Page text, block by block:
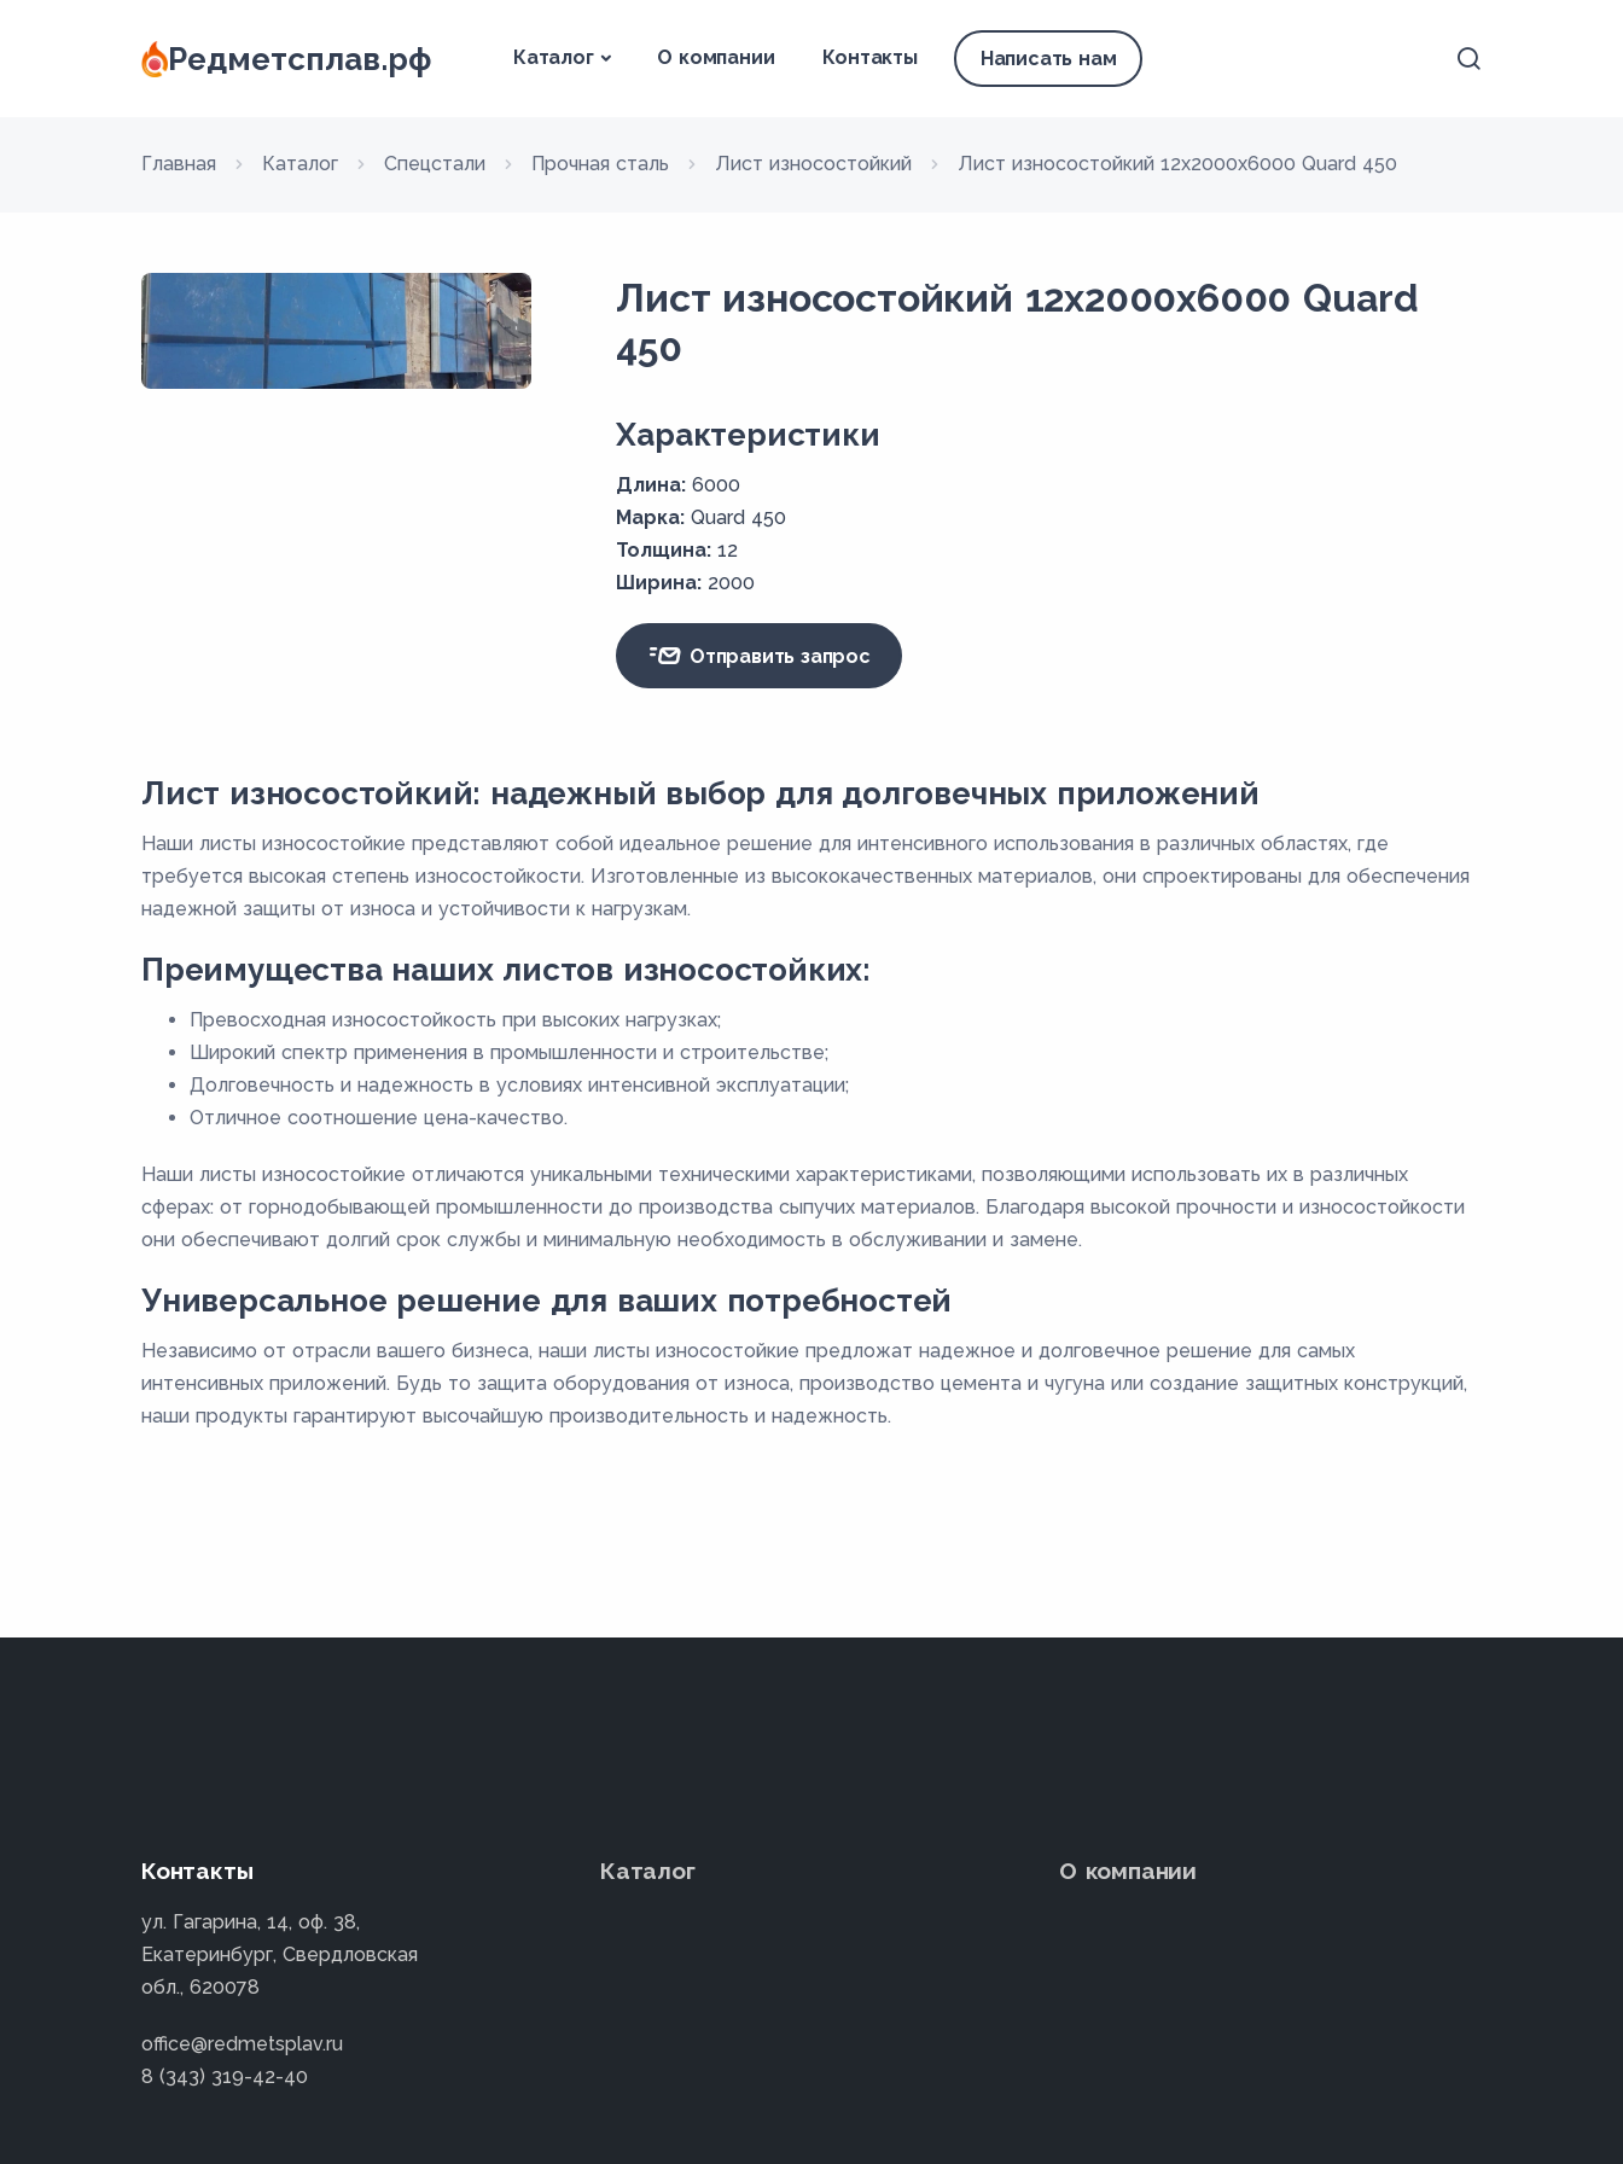
Редметсплав.рф Каталог О компании Контакты Написать нам
Главная Каталог Спецстали Прочная сталь Лист износостойкий Лист износостойкий 12x2000x6000 Quard 450
Лист износостойкий 12x2000x6000 Quard
450
Xарактеристики
Длина: 6000
Марка: Quard 450
Толщина: 12
Ширина: 2000
Отправить запрос
Лист износостойкий: надежный выбор для долговечных приложений
Наши листы износостойкие представляют собой идеальное решение для интенсивного использования в различных областях, где
требуется высокая степень износостойкости. Изготовленные из высококачественных материалов, они спроектированы для обеспечения
надежной защиты от износа и устойчивости к нагрузкам.
Преимущества наших листов износостойких:
Превосходная износостойкость при высоких нагрузках;
Широкий спектр применения в промышленности и строительстве;
Долговечность и надежность в условиях интенсивной эксплуатации;
Отличное соотношение цена-качество.
Наши листы износостойкие отличаются уникальными техническими характеристиками, позволяющими использовать их в различных
сферах: от горнодобывающей промышленности до производства сыпучих материалов. Благодаря высокой прочности и износостойкости
они обеспечивают долгий срок службы и минимальную необходимость в обслуживании и замене.
Универсальное решение для ваших потребностей
Независимо от отрасли вашего бизнеса, наши листы износостойкие предложат надежное и долговечное решение для самых
интенсивных приложений. Будь то защита оборудования от износа, производство цемента и чугуна или создание защитных конструкций,
наши продукты гарантируют высочайшую производительность и надежность.
Контакты
ул. Гагарина, 14, оф. 38,
Екатеринбург, Свердловская
обл., 620078
office@redmetsplav.ru
8 (343) 319-42-40
Каталог О компании